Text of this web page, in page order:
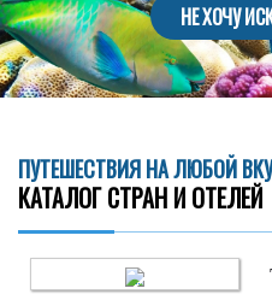
НЕ ХОЧУ
ПУТЕШЕСТВИЯ НА ЛЮБОЙ
КАТАЛОГ СТРАН И ОТЕЛЕЙ